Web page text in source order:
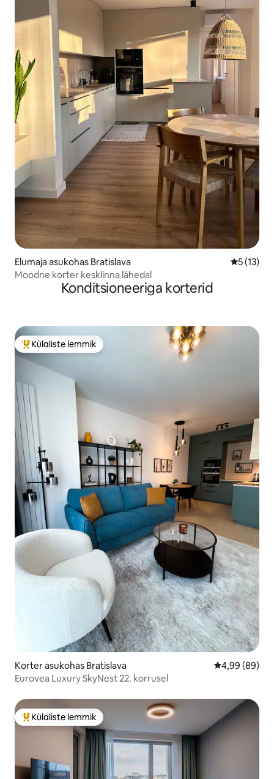
Elumaja asukohas Bratislava
5 (13)
Moodne korter kesklinna lähedal
Konditsioneeriga korterid
Külaliste suur lemmik
Külaliste lemmik
Korter asukohas Bratislava Keskmine
4,99 (89)
Eurovea Luxury SkyNest 22. korrusel
Külaliste suur lemmik
Külaliste lemmik